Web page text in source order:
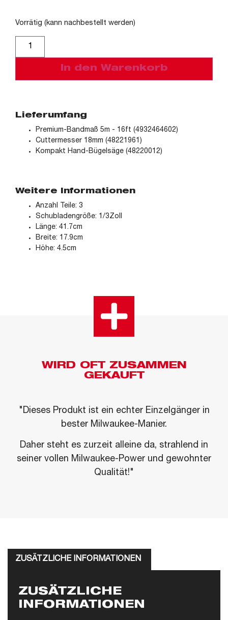
Vorrätig (kann nachbestellt werden)
In den Warenkorb
Lieferumfang
Premium-Bandmaß 5m - 16ft (4932464602)
Cuttermesser 18mm (48221961)
Kompakt Hand-Bügelsäge (48220012)
Weitere Informationen
Anzahl Teile: 3
Schubladengröße: 1/3Zoll
Länge: 41.7cm
Breite: 17.9cm
Höhe: 4.5cm
WIRD OFT ZUSAMMEN
GEKAUFT
"Dieses Produkt ist ein echter Einzelgänger in
bester Milwaukee-Manier.
Daher steht es zurzeit alleine da, strahlend in
seiner vollen Milwaukee-Power und gewohnter
Qualität!"
ZUSÄTZLICHE INFORMATIONEN
ZUSÄTZLICHE
INFORMATIONEN